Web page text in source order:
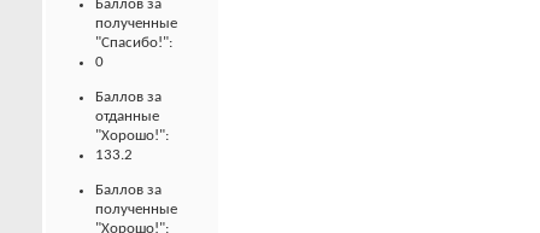
Баллов за
полученные
"Спасибо!":
0
Баллов за
отданные
"Хорошо!":
133.2
Баллов за
полученные
"Хорошо!":